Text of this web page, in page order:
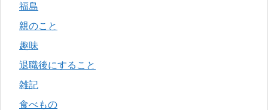
福島
親のこと
趣味
退職後にすること
雑記
食べもの